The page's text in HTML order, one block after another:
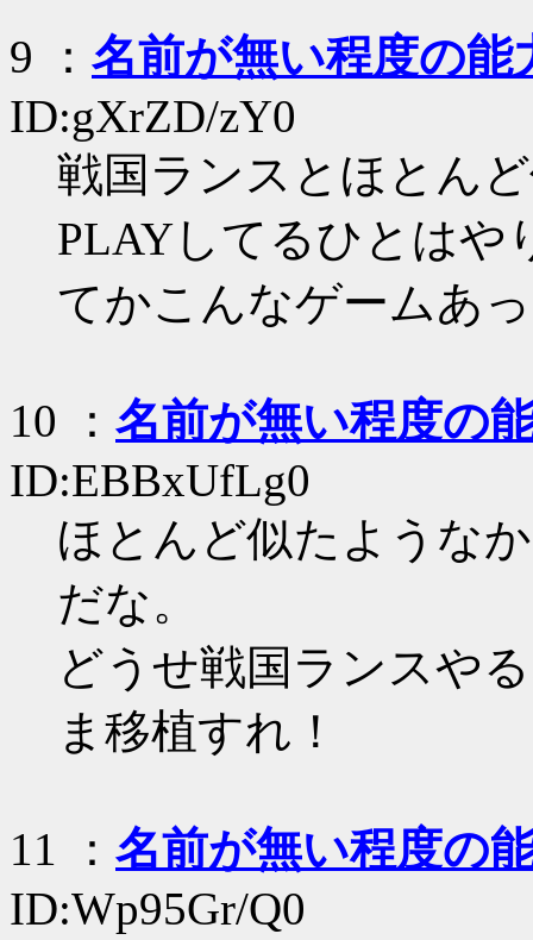
9 ： 名前が無い程度の能
ID:gXrZD/zY0
戦国ランスとほとん
PLAYしてるひとはや
てかこんなゲームあ
10 ： 名前が無い程度の
ID:EBBxUfLg0
ほとんど似たような
だな。
どうせ戦国ランスや
ま移植すれ！
11 ： 名前が無い程度の
ID:Wp95Gr/Q0